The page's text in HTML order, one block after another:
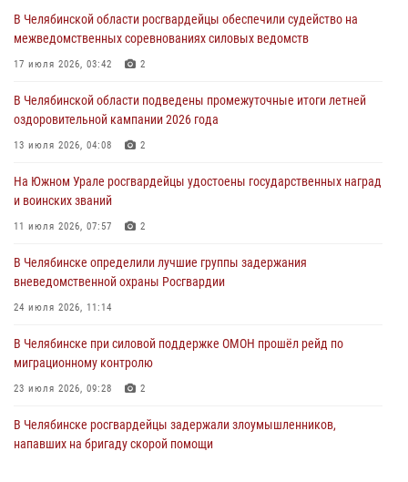
Авиация Росгвардии совершила более 250 санитарных вылетов в
Донецкой Народной Республике
31 июля 2026, 11:33
Росгвардия обеспечивает безопасность граждан на южном
направлении
31 июля 2026, 11:32
В Уральском округе Росгвардии состоялось заседание
оперативного штаба
30 июля 2026, 10:53
В Челябинской области росгвардейцы обеспечили судейство на
межведомственных соревнованиях силовых ведомств
17 июля 2026, 03:42 2
В Челябинской области подведены промежуточные итоги летней
оздоровительной кампании 2026 года
13 июля 2026, 04:08 2
На Южном Урале росгвардейцы удостоены государственных наград
и воинских званий
11 июля 2026, 07:57 2
В Челябинске определили лучшие группы задержания
вневедомственной охраны Росгвардии
24 июля 2026, 11:14
В Челябинске при силовой поддержке ОМОН прошёл рейд по
миграционному контролю
23 июля 2026, 09:28 2
В Челябинске росгвардейцы задержали злоумышленников,
напавших на бригаду скорой помощи